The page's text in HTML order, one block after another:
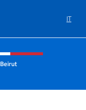
IT
e menù